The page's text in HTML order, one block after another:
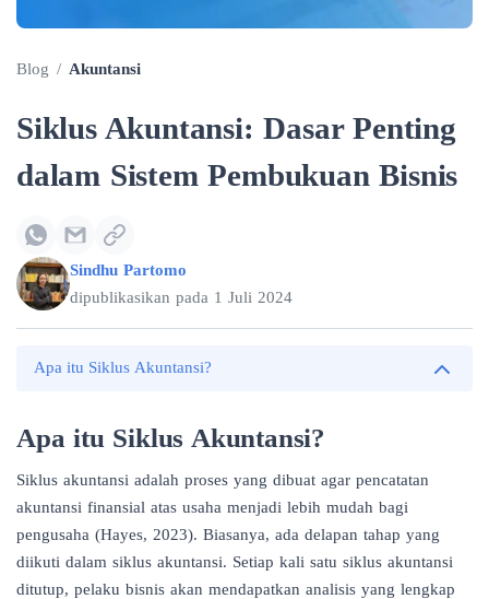
Blog / Akuntansi
Siklus Akuntansi: Dasar Penting
dalam Sistem Pembukuan Bisnis
Sindhu Partomo
dipublikasikan pada 1 Juli 2024
Apa itu Siklus Akuntansi?
Apa itu Siklus Akuntansi?
Siklus akuntansi adalah proses yang dibuat agar pencatatan
akuntansi finansial atas usaha menjadi lebih mudah bagi
pengusaha (Hayes, 2023). Biasanya, ada delapan tahap yang
diikuti dalam siklus akuntansi. Setiap kali satu siklus akuntansi
ditutup, pelaku bisnis akan mendapatkan analisis yang lengkap